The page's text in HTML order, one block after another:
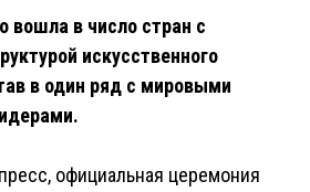
вошла в число стран с
искусственного
в один ряд с мировыми
официальная церемония